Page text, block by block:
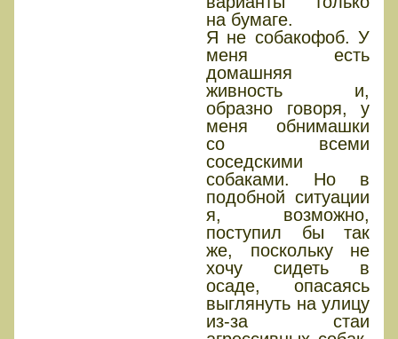
на бумаге.
Я не собакофоб. У
меня есть
домашняя
живность и,
образно говоря, у
меня обнимашки
со всеми
соседскими
собаками. Но в
подобной ситуации
я, возможно,
поступил бы так
же, поскольку не
хочу сидеть в
осаде, опасаясь
выглянуть на улицу
из-за стаи